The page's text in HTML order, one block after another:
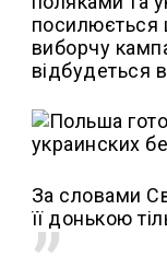
посилюється
виборчу
відбудеться
За словами
її донькою